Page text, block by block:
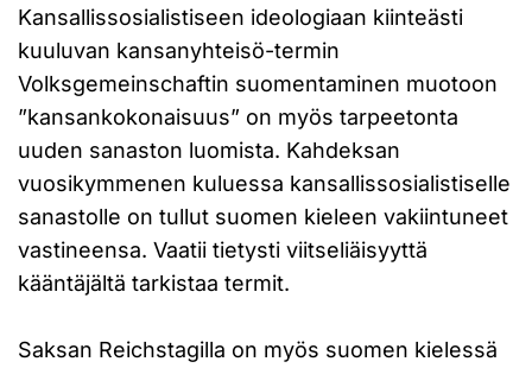
Kansallissosialistiseen ideologiaan kiinteästi
kuuluvan kansanyhteisö-termin
Volksgemeinschaftin suomentaminen muotoon
”kansankokonaisuus” on myös tarpeetonta
uuden sanaston luomista. Kahdeksan
vuosikymmenen kuluessa kansallissosialistiselle
sanastolle on tullut suomen kieleen vakiintuneet
vastineensa. Vaatii tietysti viitseliäisyyttä
kääntäjältä tarkistaa termit.
Saksan Reichstagilla on myös suomen kielessä